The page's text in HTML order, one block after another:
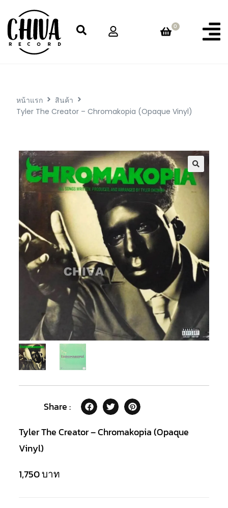
0
หน้าแรก
สินค้า
Tyler The Creator – Chromakopia (Opaque Vinyl)
Share :
Tyler The Creator – Chromakopia (Opaque
Vinyl)
1,750บาท